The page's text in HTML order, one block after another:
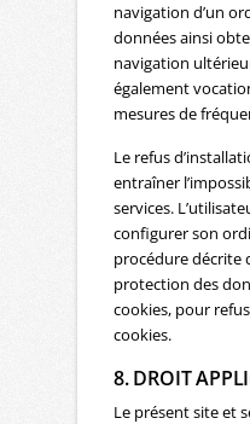
navigation d’un
données ainsi
navigation
également
mesures de
Le refus
entraîner
services.
configurer son
procédure décrite
protection des
cookies, pour
cookies.
8. DROIT
Le présent site et